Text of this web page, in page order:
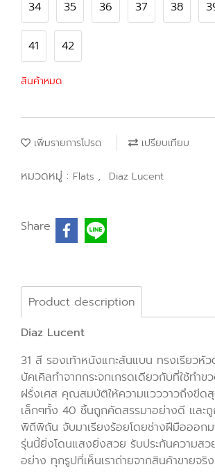
34 35 36 37 38
41 42
สินค้าหมด
เพิ่มรายการโปรด เปรียบเทียบ
หมวดหมู่ : Flats , Diaz Lucent
Share
Product description
Diaz Lucent
31 สี รองเท้าหนังแกะส้นแบน ทรงเรียวหั
บัคเคิลทำจากกระจกเกรดเดียวกับที่ใช้ทำข
ฝรั่งเศส คุณสมบัติให้ความแวววาวถึงขีด
เล็กๆทั้ง 40 ชิ้นถูกคัดสรรมาอย่างดี และถู
พิถีพิถัน จับมาเรียงร้อยโดยช่างฝีมือออก
รุ่นนี้ยิ่งโดนแสงยิ่งสวย รับประกันความสว
อย่าง ทุกรูปที่เห็นเราถ่ายจากสินค้าขายจริ